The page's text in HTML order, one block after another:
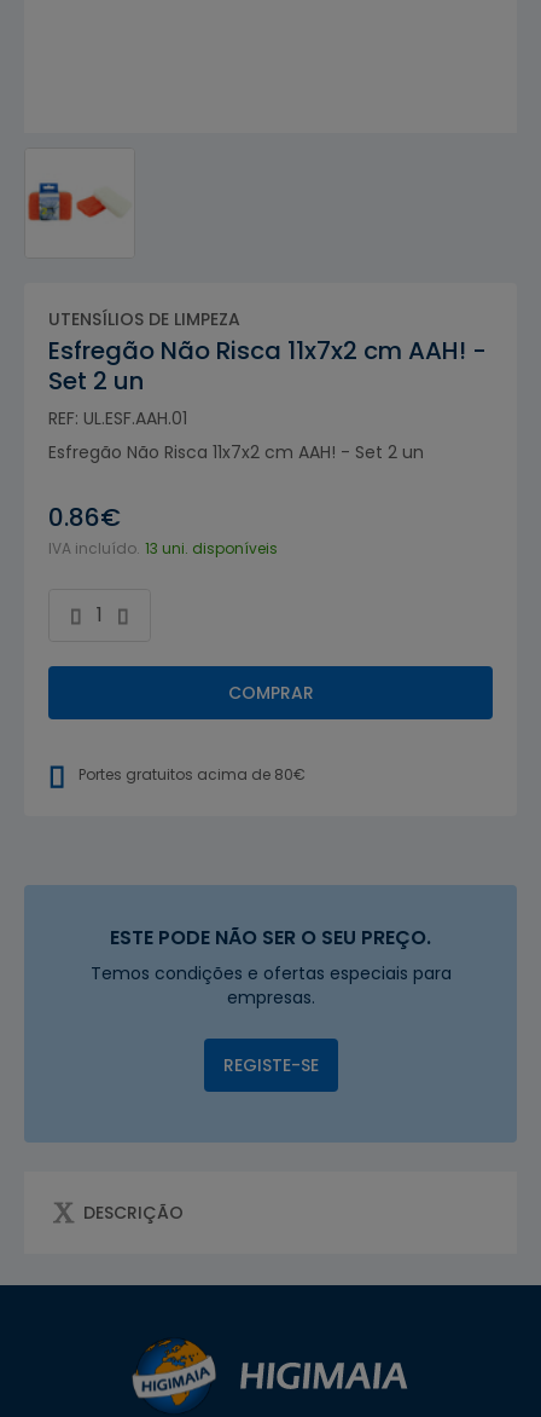
UTENSÍLIOS DE LIMPEZA
Esfregão Não Risca 11x7x2 cm AAH! -
Set 2 un
REF: UL.ESF.AAH.01
Esfregão Não Risca 11x7x2 cm AAH! - Set 2 un
0.86€
IVA incluído. 13 uni. disponíveis
COMPRAR
Portes gratuitos acima de 80€
ESTE PODE NÃO SER O SEU PREÇO.
Temos condições e ofertas especiais para
empresas.
REGISTE-SE
DESCRIÇÃO